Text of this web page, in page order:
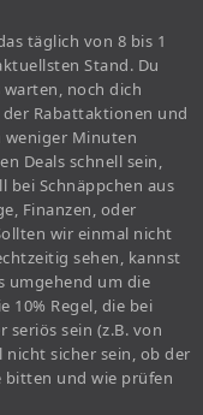
täglich von 8 bis 1
Stand. Du
noch dich
der Rabattaktionen und
weniger Minuten
Deals schnell sein,
bei Schnäppchen aus
Finanzen, oder
wir einmal nicht
sehen, kannst
umgehend um die
10% Regel, die bei
sein (z.B. von
sicher sein, ob der
bitten und wie prüfen